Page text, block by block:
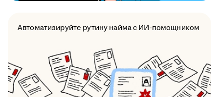
Автоматизируйте рутину найма с ИИ-помощником